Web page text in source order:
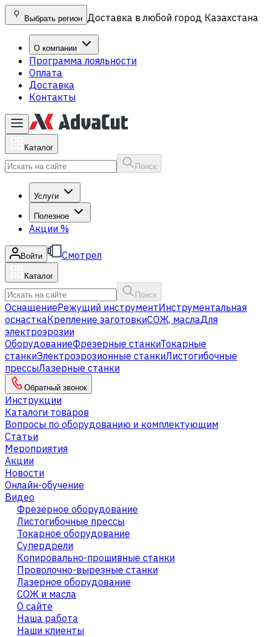
Выбрать регион Доставка в любой город Казахстана
О компании
Программа лояльности
Оплата
Доставка
Контакты
Каталог
Поиск
Услуги
Полезное
Акции %
Войти Смотрел
Каталог
Поиск
ОснащениеРежущий инструментИнструментальная
оснасткаКрепление заготовкиСОЖ, маслаДля
электроэрозии
ОборудованиеФрезерные станкиТокарные
станкиЭлектроэрозионные станкиЛистогибочные
прессыЛазерные станки
Обратный звонок
Инструкции
Каталоги товаров
Вопросы по оборудованию и комплектующим
Статьи
Мероприятия
Акции
Новости
Онлайн-обучение
Видео
Фрезерное оборудование
Листогибочные прессы
Токарное оборудование
Cупердрели
Копировально-прошивные станки
Проволочно-вырезные станки
Лазерное оборудование
СОЖ и масла
О сайте
Наша работа
Наши клиенты